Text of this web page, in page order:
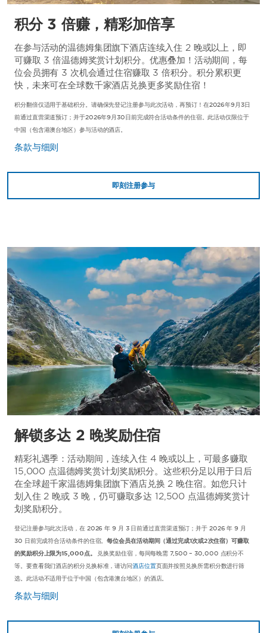
积分 3 倍赚，精彩加倍享
在参与活动的温德姆集团旗下酒店连续入住 2 晚或以上，即
可赚取 3 倍温德姆奖赏计划积分。优惠叠加！活动期间，每
位会员拥有 3 次机会通过住宿赚取 3 倍积分。积分累积更
快，未来可在全球数千家酒店兑换更多奖励住宿！
积分翻倍仅适用于基础积分。请确保先登记注册参与此次活动，再预订！在2026年9月3日
前通过直营渠道预订；并于2026年9月30日前完成符合活动条件的住宿。此活动仅限位于
中国（包含港澳台地区）参与活动的酒店。
条款与细则
即刻注册参与
解锁多达 2 晚奖励住宿
精彩礼遇季：活动期间，连续入住 4 晚或以上，可最多赚取
15,000 点温德姆奖赏计划奖励积分。这些积分足以用于日后
在全球超千家温德姆集团旗下酒店兑换 2 晚住宿。如您只计
划入住 2 晚或 3 晚，仍可赚取多达 12,500 点温德姆奖赏计
划奖励积分。
登记注册参与此次活动，在 2026 年 9 月 3 日前通过直营渠道预订；并于 2026 年 9 月
30 日前完成符合活动条件的住宿。每位会员在活动期间（通过完成1次或2次住宿）可赚取
的奖励积分上限为15,000点。
兑换奖励住宿，每间每晚需 7,500 – 30,000 点积分不
等。要查看我们酒店的积分兑换标准，请访问酒店位置页面并按照兑换所需积分数进行筛
选。此活动不适用于位于中国（包含港澳台地区）的酒店。
条款与细则